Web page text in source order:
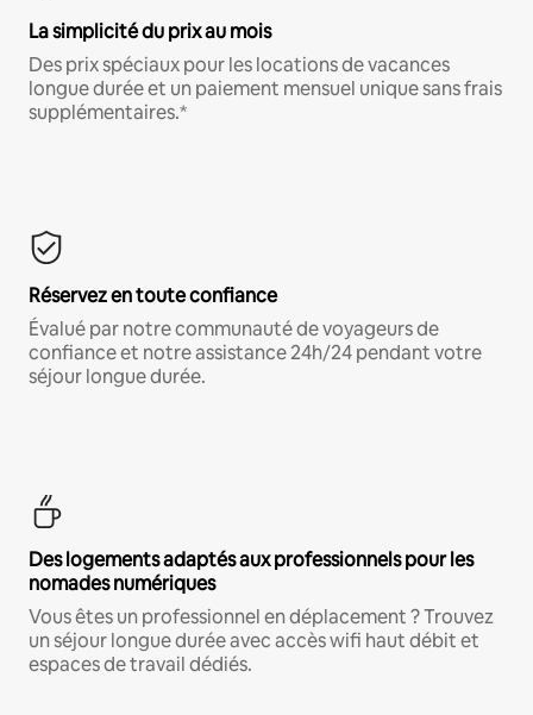
La simplicité du prix au mois
Des prix spéciaux pour les locations de vacances
longue durée et un paiement mensuel unique sans frais
supplémentaires.*
Réservez en toute confiance
Évalué par notre communauté de voyageurs de
confiance et notre assistance 24h/24 pendant votre
séjour longue durée.
Des logements adaptés aux professionnels pour les
nomades numériques
Vous êtes un professionnel en déplacement ? Trouvez
un séjour longue durée avec accès wifi haut débit et
espaces de travail dédiés.